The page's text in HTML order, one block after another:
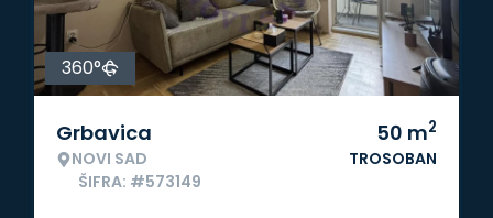
360°
Grbavica
NOVI SAD
ŠIFRA: #573149
50 m2
TROSOBAN